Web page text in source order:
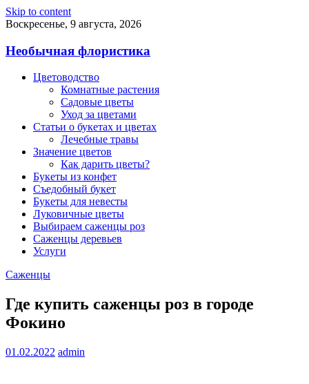
Skip to content
Воскресенье, 9 августа, 2026
Необычная флористика
Цветоводство
Комнатные растения
Садовые цветы
Уход за цветами
Статьи о букетах и цветах
Лечебные травы
Значение цветов
Как дарить цветы?
Букеты из конфет
Съедобный букет
Букеты для невесты
Луковичные цветы
Выбираем саженцы роз
Саженцы деревьев
Услуги
Саженцы
Где купить саженцы роз в городе
Фокино
01.02.2022 admin